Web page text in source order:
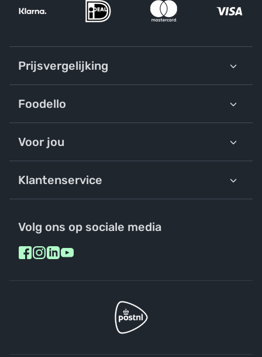
Prijsvergelijking
Foodello
Voor jou
Klantenservice
Volg ons op sociale media